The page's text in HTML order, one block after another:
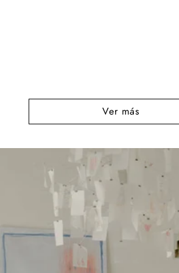
Ver más